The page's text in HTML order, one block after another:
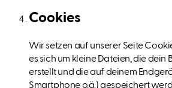
Cookies
Wir setzen auf unserer Seite
es sich um kleine Dateien, die dein
erstellt und die auf deinem
Smartphone o.ä.) gespeichert